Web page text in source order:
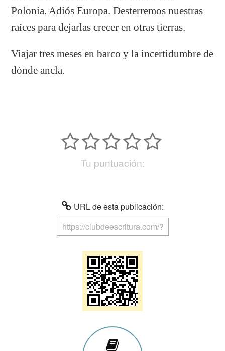
Polonia. Adiós Europa. Desterremos nuestras
raíces para dejarlas crecer en otras tierras.
Viajar tres meses en barco y la incertidumbre de
dónde ancla.
Tu puntuación:
URL de esta publicación: